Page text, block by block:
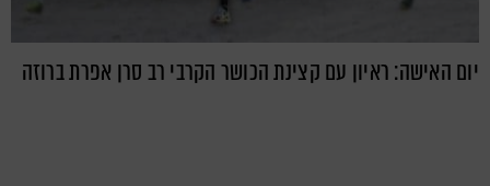
יום האישה: ראיון עם קצינת הכושר הקרבי רב סרן אפרת ברוזה